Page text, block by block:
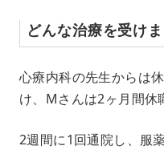
どんな治療を受け
心療内科の先生からは
け、Mさんは2ヶ月間休
2週間に1回通院し、服